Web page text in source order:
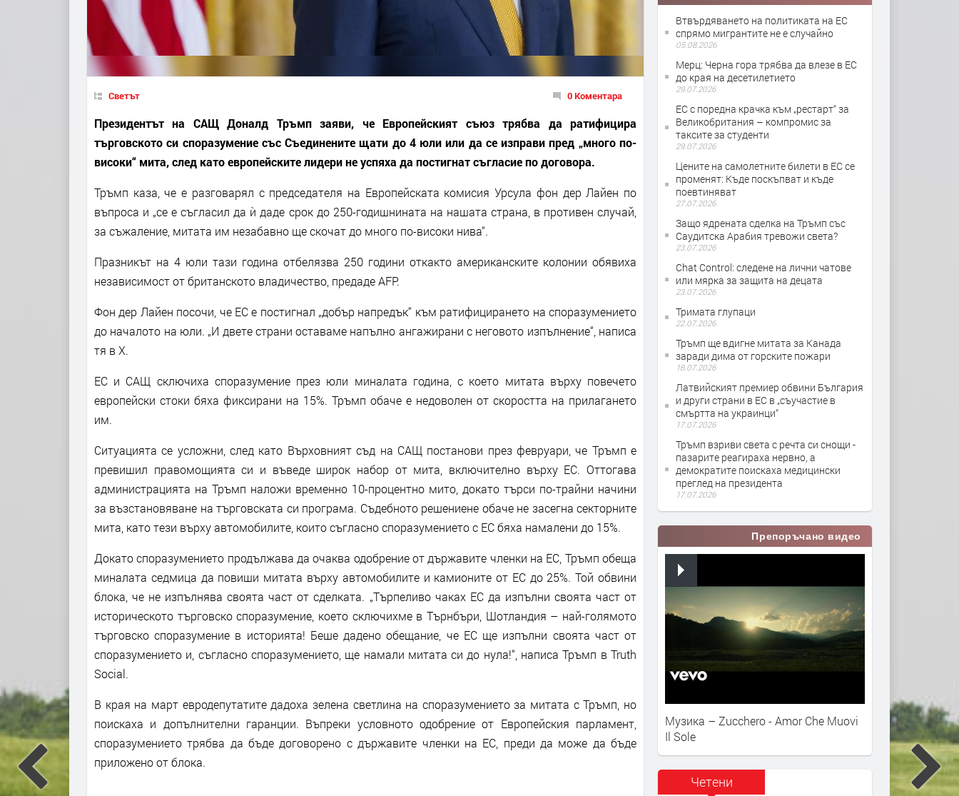
Светът 0 Коментара
Президентът на САЩ Доналд Тръмп заяви, че Европейският съюз трябва да ратифицира
търговското си споразумение със Съединените щати до 4 юли или да се изправи пред „много по-
високи“ мита, след като европейските лидери не успяха да постигнат съгласие по договора.
Тръмп каза, че е разговарял с председателя на Европейската комисия Урсула фон дер Лайен по
въпроса и „се е съгласил да ѝ даде срок до 250-годишнината на нашата страна, в противен случай,
за съжаление, митата им незабавно ще скочат до много по-високи нива“.
Празникът на 4 юли тази година отбелязва 250 години откакто американските колонии обявиха
независимост от британското владичество, предаде AFP.
Фон дер Лайен посочи, че ЕС е постигнал „добър напредък“ към ратифицирането на споразумението
до началото на юли. „И двете страни оставаме напълно ангажирани с неговото изпълнение“, написа
тя в X.
ЕС и САЩ сключиха споразумение през юли миналата година, с което митата върху повечето
европейски стоки бяха фиксирани на 15%. Тръмп обаче е недоволен от скоростта на прилагането
им.
Ситуацията се усложни, след като Върховният съд на САЩ постанови през февруари, че Тръмп е
превишил правомощията си и въведе широк набор от мита, включително върху ЕС. Оттогава
администрацията на Тръмп наложи временно 10-процентно мито, докато търси по-трайни начини
за възстановяване на търговската си програма. Съдебното решениене обаче не засегна секторните
мита, като тези върху автомобилите, които съгласно споразумението с ЕС бяха намалени до 15%.
Докато споразумението продължава да очаква одобрение от държавите членки на ЕС, Тръмп обеща
миналата седмица да повиши митата върху автомобилите и камионите от ЕС до 25%. Той обвини
блока, че не изпълнява своята част от сделката. „Търпеливо чаках ЕС да изпълни своята част от
историческото търговско споразумение, което сключихме в Търнбъри, Шотландия – най-голямото
търговско споразумение в историята! Беше дадено обещание, че ЕС ще изпълни своята част от
споразумението и, съгласно споразумението, ще намали митата си до нула!“, написа Тръмп в Truth
Social.
В края на март евродепутатите дадоха зелена светлина на споразумението за митата с Тръмп, но
поискаха и допълнителни гаранции. Въпреки условното одобрение от Европейския парламент,
споразумението трябва да бъде договорено с държавите членки на ЕС, преди да може да бъде
приложено от блока.
Втвърдяването на политиката на ЕС
спрямо мигрантите не е случайно
05.08.2026
Мерц: Черна гора трябва да влезе в ЕС
до края на десетилетието
29.07.2026
ЕС с поредна крачка към „рестарт“ за
Великобритания – компромис за
таксите за студенти
29.07.2026
Цените на самолетните билети в ЕС се
променят: Къде поскъпват и къде
поевтиняват
27.07.2026
Защо ядрената сделка на Тръмп със
Саудитска Арабия тревожи света?
23.07.2026
Chat Control: следене на лични чатове
или мярка за защита на децата
23.07.2026
Тримата глупаци
22.07.2026
Тръмп ще вдигне митата за Канада
заради дима от горските пожари
18.07.2026
Латвийският премиер обвини България
и други страни в ЕС в „съучастие в
смъртта на украинци“
17.07.2026
Тръмп взриви света с речта си снощи -
пазарите реагираха нервно, а
демократите поискаха медицински
преглед на президента
17.07.2026
Препоръчано видео
Музика – Zucchero - Amor Che Muovi
Il Sole
Четени